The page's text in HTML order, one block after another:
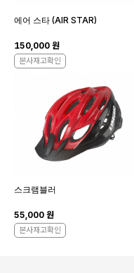
에어 스타 (AIR STAR)
150,000 원
본사재고확인
스크램블러
55,000 원
본사재고확인